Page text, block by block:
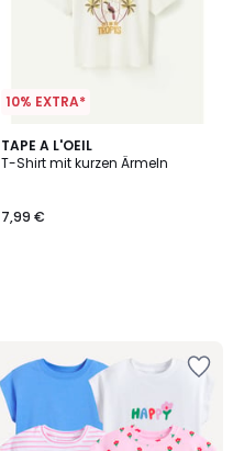
10% EXTRA*
TAPE A L'OEIL
T-Shirt mit kurzen Ärmeln
7,99 €